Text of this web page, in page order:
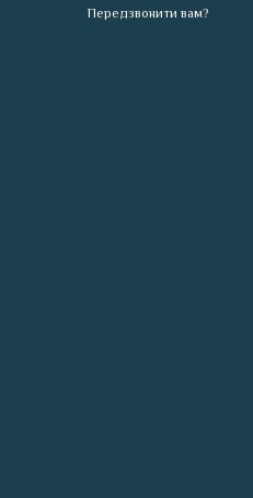
Передзвонити вам?